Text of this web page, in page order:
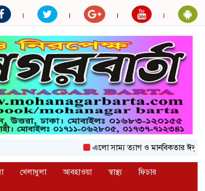
এলো সাম্য ত্যাগ ও মানবিকতার ঈদুল আজহা
খেলাধুলা আবহাওয়া স্বাস্থ্য
ফিচার